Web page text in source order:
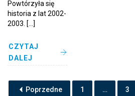
Powtórzyła się
historia z lat 2002-
2003. […]
CZYTAJ
DALEJ
Poprzedne 1 … 3